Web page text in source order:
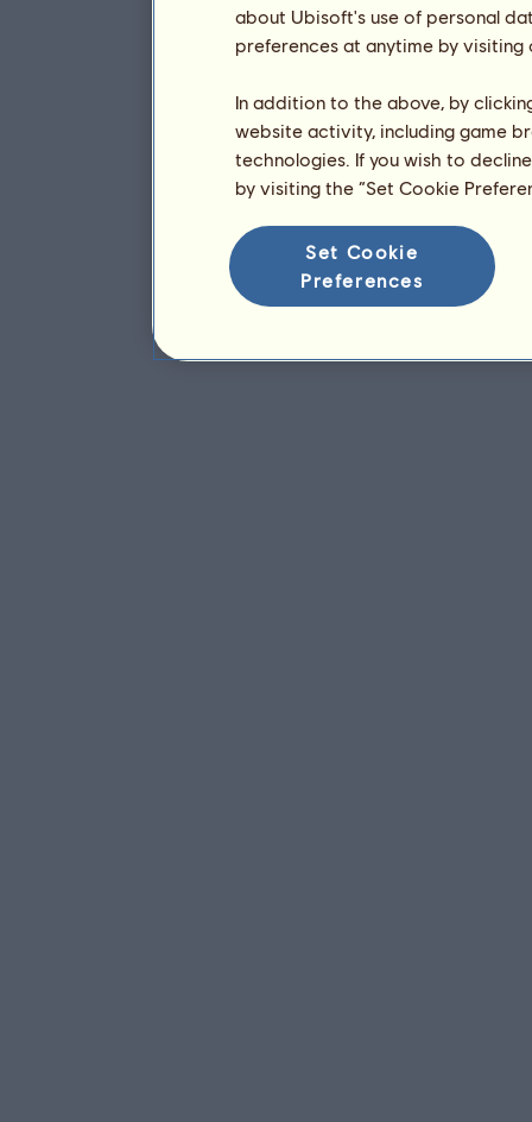
about Ubisoft's use of personal
preferences at anytime by
In addition to the above, by
website activity, including game
technologies. If you wish to
by visiting the “Set Cookie
Set Cookie
Preferences